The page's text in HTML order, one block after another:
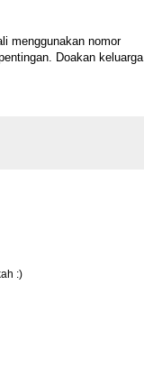
menggunakan nomor
Doakan keluarga
:)